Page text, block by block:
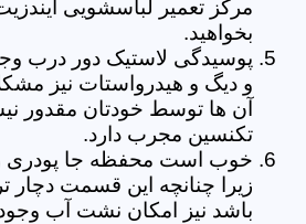
مرکز تعمیر لباسشویی
بخواهید.
پوسیدگی لاستیک دور درب
و دیگ و هیدرواستات نیز
آن ها توسط خودتان مقدور
تکنسین مجرب دارد.
خوب است محفظه جا پودری
زیرا چنانچه این قسمت
باشد نیز امکان نشت آب وجود